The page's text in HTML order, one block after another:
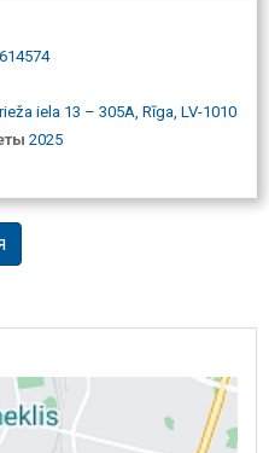
iela 13 – 305A, Rīga, LV-1010
2025